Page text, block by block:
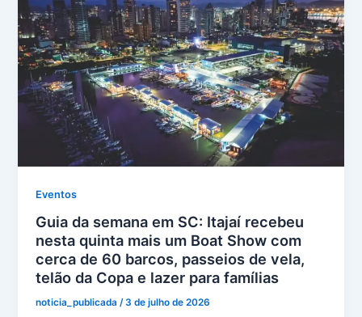
Eventos
Guia da semana em SC: Itajaí recebeu
nesta quinta mais um Boat Show com
cerca de 60 barcos, passeios de vela,
telão da Copa e lazer para famílias
noticia_publicada/3 de julho de 2026